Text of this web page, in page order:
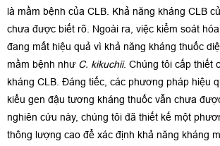
là mầm bệnh của CLB. Khả năng kháng CLB
chưa được biết rõ. Ngoài ra, việc kiểm soát
đang mất hiệu quả vì khả năng kháng thuốc
mầm bệnh như C. kikuchii. Chúng tôi cấp thiết
kháng CLB. Đáng tiếc, các phương pháp hiệu
kiểu gen đậu tương kháng thuốc vẫn chưa
nghiên cứu này, chúng tôi đã thiết kế một
thông lượng cao để xác định khả năng kháng